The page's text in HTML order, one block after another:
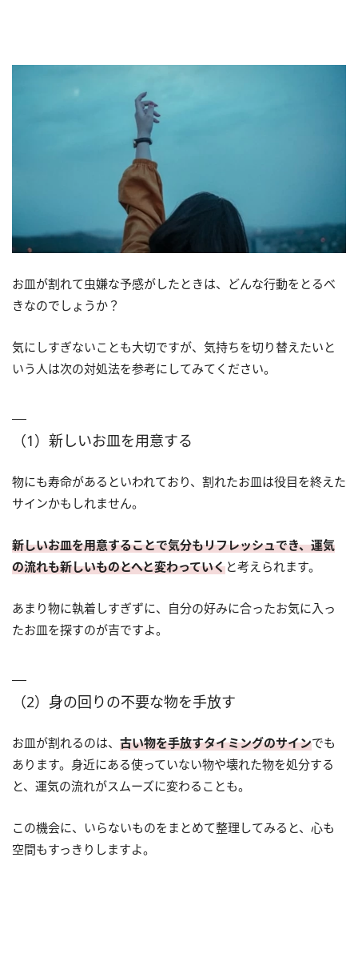
お皿が割れて虫嫌な予感がしたときは、どんな行動をとるべ
きなのでしょうか？
気にしすぎないことも大切ですが、気持ちを切り替えたいと
いう人は次の対処法を参考にしてみてください。
（1）新しいお皿を用意する
物にも寿命があるといわれており、割れたお皿は役目を終えた
サインかもしれません。
新しいお皿を用意することで気分もリフレッシュでき、運気
の流れも新しいものとへと変わっていくと考えられます。
あまり物に執着しすぎずに、自分の好みに合ったお気に入っ
たお皿を探すのが吉ですよ。
（2）身の回りの不要な物を手放す
お皿が割れるのは、 古い物を手放すタイミングのサインでも
あります。身近にある使っていない物や壊れた物を処分する
と、運気の流れがスムーズに変わることも。
この機会に、いらないものをまとめて整理してみると、心も
空間もすっきりしますよ。